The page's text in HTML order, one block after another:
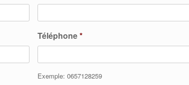
Téléphone*
Exemple: 0657128259